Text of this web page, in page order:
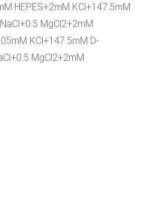
HEPES+2mM KCl+147.5mM
MgCl2+2mM
KCl+147.5mM D-
MgCl2+2mM